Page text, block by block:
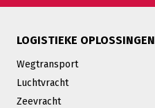
LOGISTIEKE OPLOSSINGEN
Wegtransport
Luchtvracht
Zeevracht